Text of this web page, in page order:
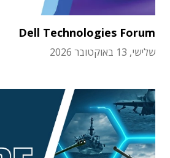
Dell Technologies Forum
שלישי, 13 באוקטובר 2026